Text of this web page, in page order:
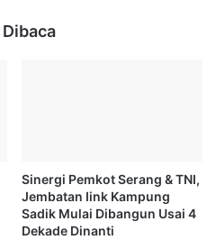
Sinergi Pemkot Serang & TNI,
Jembatan Iink Kampung
Sadik Mulai Dibangun Usai 4
Dekade Dinanti